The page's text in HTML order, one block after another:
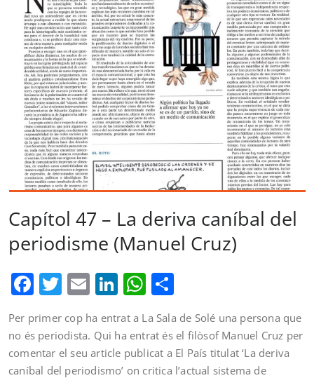
Capítol 47 – La deriva caníbal del
periodisme (Manuel Cruz)
Facebook
Twitter
EmailLinkedIn
WhatsApp
Per primer cop ha entrat a La Sala de Solé una persona que
no és periodista. Qui ha entrat és el filòsof Manuel Cruz per
comentar el seu article publicat a El País titulat ‘La deriva
caníbal del periodismo’ on critica l’actual sistema de